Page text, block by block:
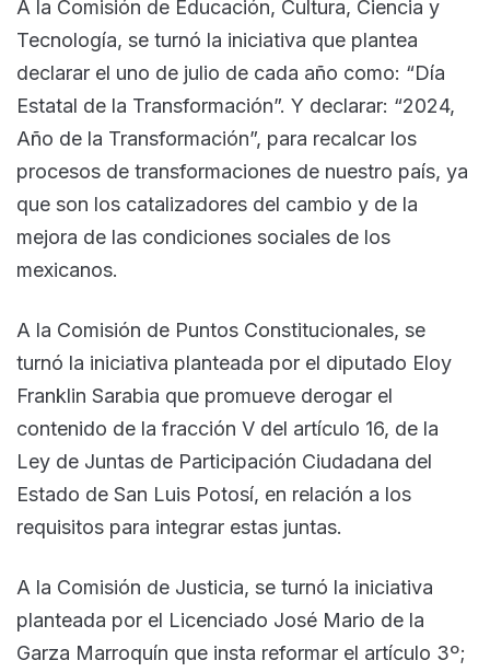
A la Comisión de Educación, Cultura, Ciencia y
Tecnología, se turnó la iniciativa que plantea
declarar el uno de julio de cada año como: “Día
Estatal de la Transformación”. Y declarar: “2024,
Año de la Transformación”, para recalcar los
procesos de transformaciones de nuestro país, ya
que son los catalizadores del cambio y de la
mejora de las condiciones sociales de los
mexicanos.
A la Comisión de Puntos Constitucionales, se
turnó la iniciativa planteada por el diputado Eloy
Franklin Sarabia que promueve derogar el
contenido de la fracción V del artículo 16, de la
Ley de Juntas de Participación Ciudadana del
Estado de San Luis Potosí, en relación a los
requisitos para integrar estas juntas.
A la Comisión de Justicia, se turnó la iniciativa
planteada por el Licenciado José Mario de la
Garza Marroquín que insta reformar el artículo 3º;